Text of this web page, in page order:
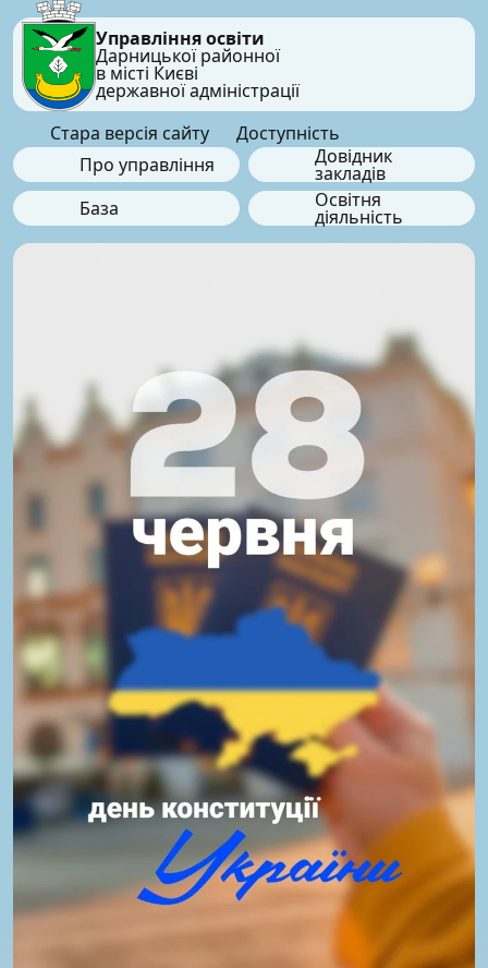
Управління освіти
Дарницької районної
в місті Києві
державної адміністрації
Стара версія сайту
Доступність
Про управління
Довідник
закладів
База
Освітня
діяльність